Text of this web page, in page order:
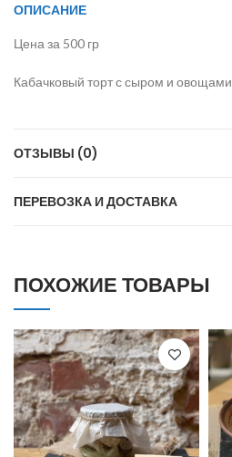
ОПИСАНИЕ
Цена за 500 гр
Кабачковый торт с сыром и овощами
ОТЗЫВЫ (0)
ПЕРЕВОЗКА И ДОСТАВКА
ПОХОЖИЕ ТОВАРЫ